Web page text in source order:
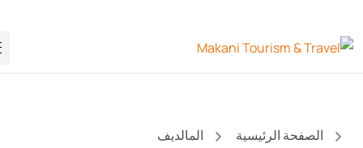
الصفحة الرئيسية
المالديف